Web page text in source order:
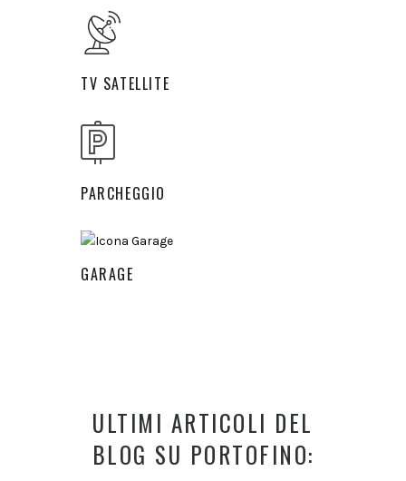
TV SATELLITE
PARCHEGGIO
GARAGE
ULTIMI ARTICOLI DEL
BLOG SU PORTOFINO: